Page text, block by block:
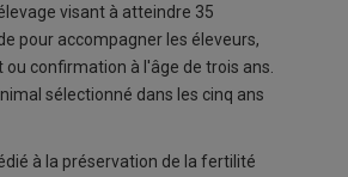
visant à atteindre 35
pour accompagner les éleveurs,
confirmation à l'âge de trois ans.
sélectionné dans les cinq ans
à la préservation de la fertilité